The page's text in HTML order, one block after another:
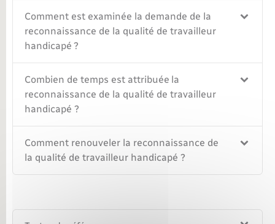
Comment est examinée la demande de la
reconnaissance de la qualité de travailleur
handicapé ?
Combien de temps est attribuée la
reconnaissance de la qualité de travailleur
handicapé ?
Comment renouveler la reconnaissance de
la qualité de travailleur handicapé ?